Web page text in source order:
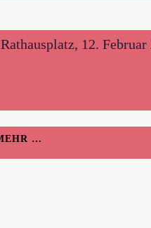
12.
…